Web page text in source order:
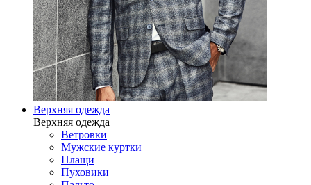
Верхняя одежда
Верхняя одежда
Ветровки
Мужские куртки
Плащи
Пуховики